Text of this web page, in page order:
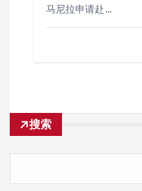
马尼拉申请赴…
搜索